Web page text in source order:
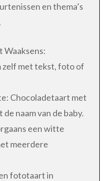
en thema’s
Waaksens:
zelf met tekst, foto of
Chocoladetaart met
naam van de baby.
een witte
meerdere
fototaart in